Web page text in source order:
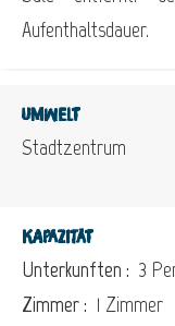
Aufenthaltsdauer.
Umwelt
Stadtzentrum
Kapazität
Unterkunften : 3
Zimmer : 1 Zimmer